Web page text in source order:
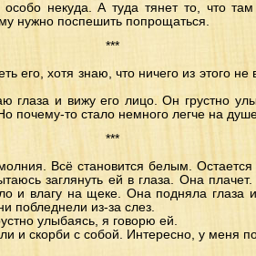
некуда. А туда тянет то, что
нужно поспешить попрощаться.
***
его, хотя знаю, что ничего из этого
глаза и вижу его лицо. Он грустно
почему-то стало немного легче на
***
Всё становится белым. Остается
заглянуть ей в глаза. Она
и влагу на щеке. Она подняла
побледнели из-за слез.
улыбаясь, я говорю ей.
и скорби с собой. Интересно, у меня